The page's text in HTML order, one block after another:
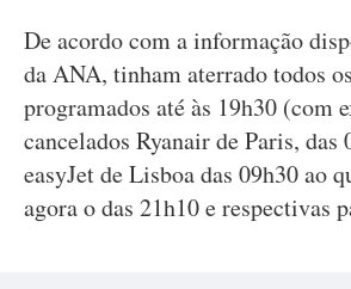
De acordo com a informação
da ANA, tinham aterrado todos
programados até às 19h30 (com
cancelados Ryanair de Paris, das
easyJet de Lisboa das 09h30 ao
agora o das 21h10 e respectivas